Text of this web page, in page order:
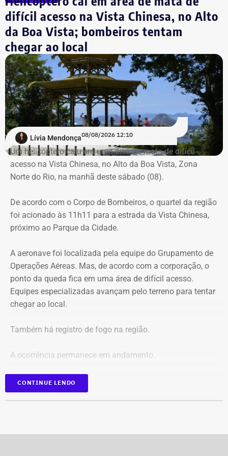
Reprodução/Divulgacand
Trecho da argumentação da prefeitura de Búzios sobre a respeito da morte
de uma criança de 2 anos — Foto: Reprodução.
criança de 2 anos — Foto: Reprodução.
O pedido de Búzios à Justiça
Em caráter urgente, antes da apresentação da defesa das
empresas, a prefeitura solicitou:
Preservação integral dos registros dos nove perfis;
Identificação de anunciantes e financiadores;
Retirada das publicações relacionadas no processo;
Suspensão temporária de contas que não fossem
Proibição de distribuição paga por contas ainda não
Destroços da aeronave, um Robinson 44, foram
localizados pela equipe do Grupamento de Operações
Aéreas.
Há registro de fogo na região, e militares especializados
em combate a incêndios florestais também foram
mobilizados.
Para dar apoio às buscas do Corpo de Bombeiros, o
ICMBio informou que um pequeno e restrito trecho da
Estrada da Vista Chinesa, em frente ao pagode chinês da
Vista Chinesa, foi interditado. A Vista Chinesa fica dentro
do Parque Nacional da Tijuca
difícil acesso na Vista Chinesa, no Alto
da Boa Vista; bombeiros tentam
chegar ao local
Lívia Mendonça08/08/2026 12:10
Um helicóptero caiu em uma área de mata de difícil
acesso na Vista Chinesa, no Alto da Boa Vista, Zona
Norte do Rio, na manhã deste sábado (08).
De acordo com o Corpo de Bombeiros, o quartel da região
foi acionado às 11h11 para a estrada da Vista Chinesa,
próximo ao Parque da Cidade.
A aeronave foi localizada pela equipe do Grupamento de
Operações Aéreas. Mas, de acordo com a corporação, o
ponto da queda fica em uma área de difícil acesso.
Equipes especializadas avançam pelo terreno para tentar
chegar ao local.
Também há registro de fogo na região.
A ocorrência permanece em andamento.
*Em atualização
CONTINUE LENDO